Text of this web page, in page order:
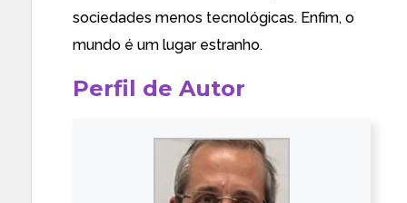
sociedades menos tecnológicas. Enfim, o
mundo é um lugar estranho.
Perfil de Autor